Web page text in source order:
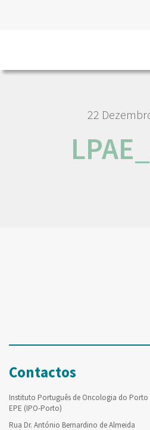
22
Contactos
Instituto Português de Oncologia do Porto
EPE (IPO-Porto)
Rua Dr. António Bernardino de Almeida